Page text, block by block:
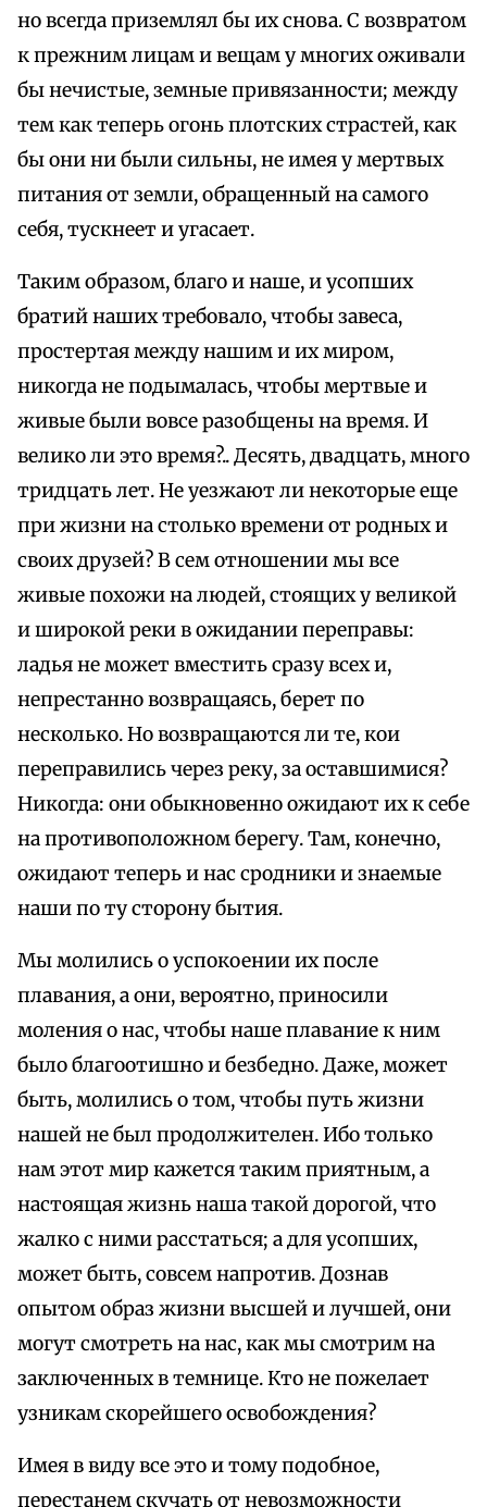
но всегда приземлял бы их снова. С возвратом
к прежним лицам и вещам у многих оживали
бы нечистые, земные привязанности; между
тем как теперь огонь плотских страстей, как
бы они ни были сильны, не имея у мертвых
питания от земли, обращенный на самого
себя, тускнеет и угасает.
Таким образом, благо и наше, и усопших
братий наших требовало, чтобы завеса,
простертая между нашим и их миром,
никогда не подымалась, чтобы мертвые и
живые были вовсе разобщены на время. И
велико ли это время?.. Десять, двадцать, много
тридцать лет. Не уезжают ли некоторые еще
при жизни на столько времени от родных и
своих друзей? В сем отношении мы все
живые похожи на людей, стоящих у великой
и широкой реки в ожидании переправы:
ладья не может вместить сразу всех и,
непрестанно возвращаясь, берет по
несколько. Но возвращаются ли те, кои
переправились через реку, за оставшимися?
Никогда: они обыкновенно ожидают их к себе
на противоположном берегу. Там, конечно,
ожидают теперь и нас сродники и знаемые
наши по ту сторону бытия.
Мы молились о успокоении их после
плавания, а они, вероятно, приносили
моления о нас, чтобы наше плавание к ним
было благоотишно и безбедно. Даже, может
быть, молились о том, чтобы путь жизни
нашей не был продолжителен. Ибо только
нам этот мир кажется таким приятным, а
настоящая жизнь наша такой дорогой, что
жалко с ними расстаться; а для усопших,
может быть, совсем напротив. Дознав
опытом образ жизни высшей и лучшей, они
могут смотреть на нас, как мы смотрим на
заключенных в темнице. Кто не пожелает
узникам скорейшего освобождения?
Имея в виду все это и тому подобное,
перестанем скучать от невозможности